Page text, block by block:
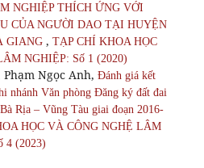
NGHIỆP THÍCH ỨNG VỚI
CỦA NGƯỜI DAO TẠI HUYỆN
GIANG , TẠP CHÍ KHOA HỌC
NGHIỆP: Số 1 (2020)
Ngọc Anh, Đánh giá kết
nhánh Văn phòng Đăng ký đất đai
Rịa – Vũng Tàu giai đoạn 2016-
HỌC VÀ CÔNG NGHỆ LÂM
4 (2023)